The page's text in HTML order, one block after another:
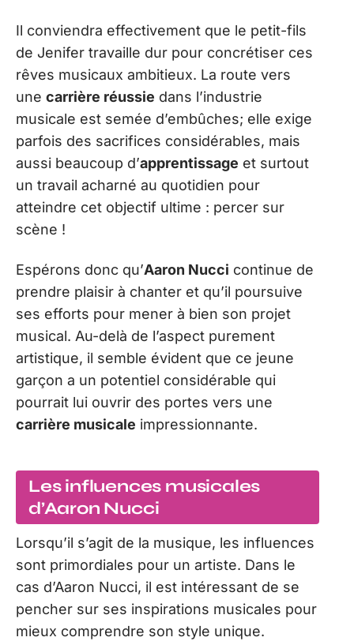
Il conviendra effectivement que le petit-fils
de Jenifer travaille dur pour concrétiser ces
rêves musicaux ambitieux. La route vers
une carrière réussie dans l’industrie
musicale est semée d’embûches; elle exige
parfois des sacrifices considérables, mais
aussi beaucoup d’apprentissage et surtout
un travail acharné au quotidien pour
atteindre cet objectif ultime : percer sur
scène !
Espérons donc qu’Aaron Nucci continue de
prendre plaisir à chanter et qu’il poursuive
ses efforts pour mener à bien son projet
musical. Au-delà de l’aspect purement
artistique, il semble évident que ce jeune
garçon a un potentiel considérable qui
pourrait lui ouvrir des portes vers une
carrière musicale impressionnante.
Les influences musicales
d’Aaron Nucci
Lorsqu’il s’agit de la musique, les influences
sont primordiales pour un artiste. Dans le
cas d’Aaron Nucci, il est intéressant de se
pencher sur ses inspirations musicales pour
mieux comprendre son style unique.